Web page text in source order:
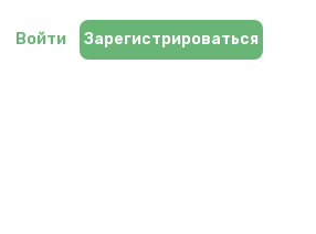
Войти Зарегистрироваться